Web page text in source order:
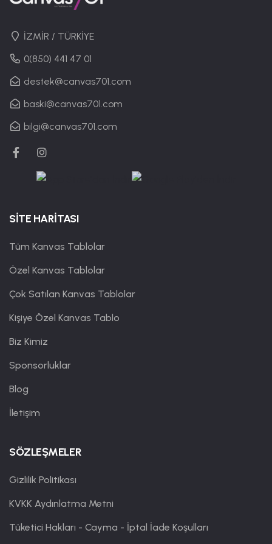
İZMİR / TÜRKİYE
0(850) 441 47 01
destek@canvas701.com
baski@canvas701.com
bilgi@canvas701.com
SİTE HARİTASI
Tüm Kanvas Tablolar
Özel Kanvas Tablolar
Çok Satılan Kanvas Tablolar
Kişiye Özel Kanvas Tablo
Biz Kimiz
Sponsorluklar
Blog
İletişim
SÖZLEŞMELER
Gizlilik Politikası
KVKK Aydınlatma Metni
Tüketici Hakları - Cayma - İptal İade Koşulları